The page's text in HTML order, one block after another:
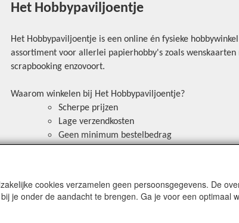
Het Hobbypaviljoentje
Het Hobbypaviljoentje is een online én fysieke
assortiment voor allerlei papierhobby's zoals wenskaarten
scrapbooking enzovoort.
Waarom winkelen bij Het Hobbypaviljoentje?
Scherpe prijzen
Lage verzendkosten
Geen minimum bestelbedrag
cookies verzamelen geen persoonsgegevens. De
je onder de aandacht te brengen. Ga je voor een optimaal